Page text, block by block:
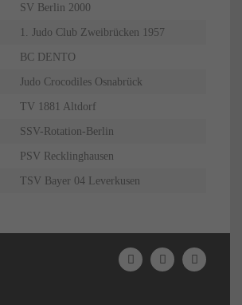
SV Berlin 2000
1. Judo Club Zweibrücken 1957
BC DENTO
Judo Crocodiles Osnabrück
TV 1881 Altdorf
SSV-Rotation-Berlin
PSV Recklinghausen
TSV Bayer 04 Leverkusen